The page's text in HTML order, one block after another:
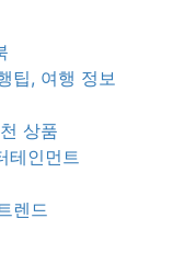
팁, 여행 정보
상품
테인먼트
렌드